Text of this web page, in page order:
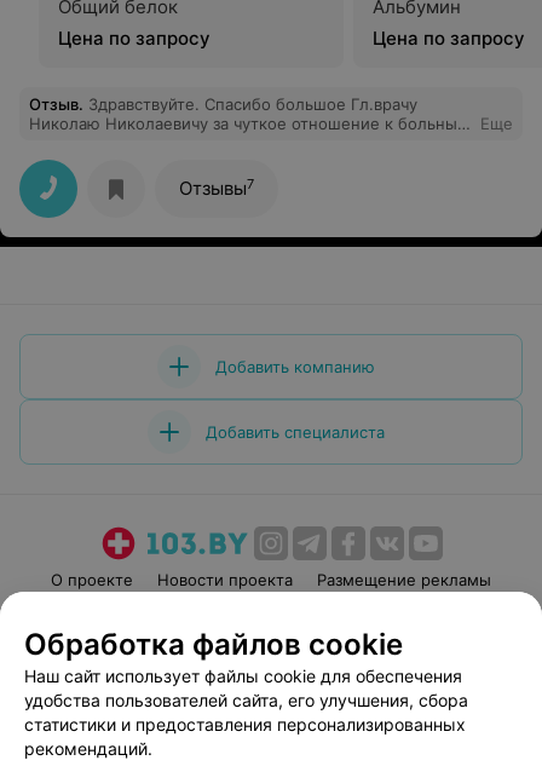
Общий белок
Цена по запросу
Альбумин
Цена по запросу
Отзыв. Здравствуйте. Спасибо большое Гл.врачу
Николаю Николаевичу за чуткое отношение к больным
лёгком труде. Храни вас бог Николай Николаевич.
Еще
Отзывы7
Добавить компанию
Добавить специалиста
О проекте Новости проекта
Размещение рекламы
Пользовательское соглашение
Способы оплаты
Вакансии
Партнеры
Написать руководителю 103.by
Обработка файлов cookie
Наш сайт использует файлы cookie для обеспечения
удобства пользователей сайта, его улучшения, сбора
статистики и предоставления персонализированных
рекомендаций.